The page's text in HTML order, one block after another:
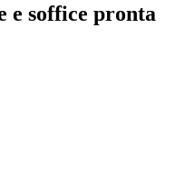
e soffice pronta